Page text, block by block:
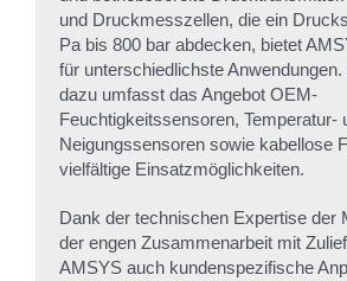
und Druckmesszellen, die ein
Pa bis 800 bar abdecken, bietet
für unterschiedlichste
dazu umfasst das Angebot OEM-
Feuchtigkeitssensoren, Temperatur-
Neigungssensoren sowie kabellose
vielfältige Einsatzmöglichkeiten.
Dank der technischen Expertise der
der engen Zusammenarbeit mit
AMSYS auch kundenspezifische